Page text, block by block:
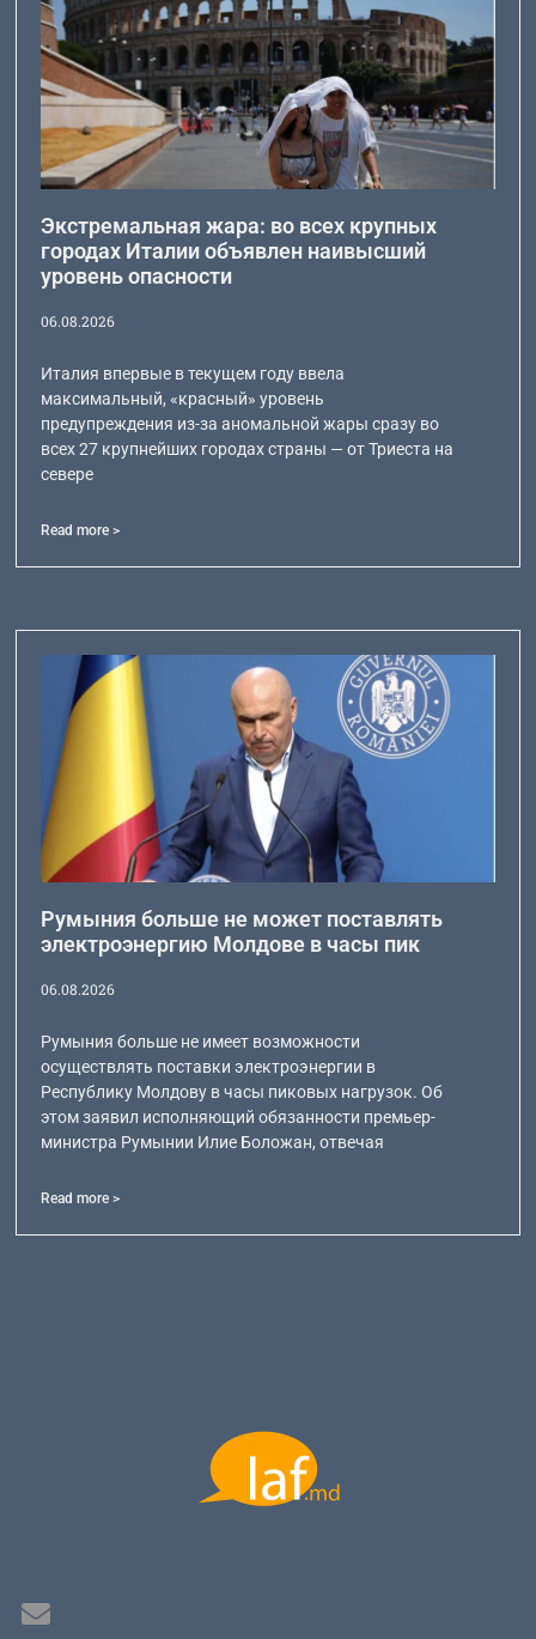
Экстремальная жара: во всех крупных
городах Италии объявлен наивысший
уровень опасности
06.08.2026
Италия впервые в текущем году ввела
максимальный, «красный» уровень
предупреждения из-за аномальной жары сразу во
всех 27 крупнейших городах страны — от Триеста на
севере
Read more >
Румыния больше не может поставлять
электроэнергию Молдове в часы пик
06.08.2026
Румыния больше не имеет возможности
осуществлять поставки электроэнергии в
Республику Молдову в часы пиковых нагрузок. Об
этом заявил исполняющий обязанности премьер-
министра Румынии Илие Боложан, отвечая
Read more >